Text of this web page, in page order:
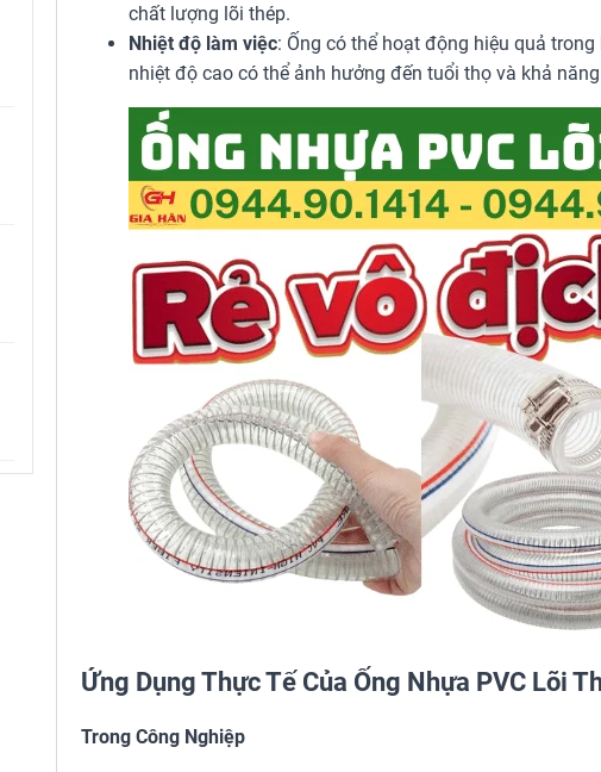
chất lượng lõi thép.
Nhiệt độ làm việc: Ống có thể hoạt động hiệu quả
nhiệt độ cao có thể ảnh hưởng đến tuổi thọ và khả
Ứng Dụng Thực Tế Của Ống Nhựa PVC Lõi
Trong Công Nghiệp